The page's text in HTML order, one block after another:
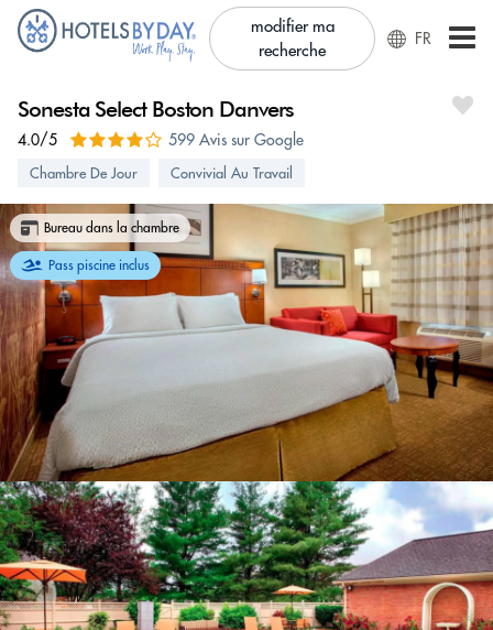
modifier ma
recherche
FR
Sonesta Select Boston Danvers
4.0/5 599 Avis sur Google
Chambre De Jour Convivial Au Travail
Bureau dans la chambre
Pass piscine inclus